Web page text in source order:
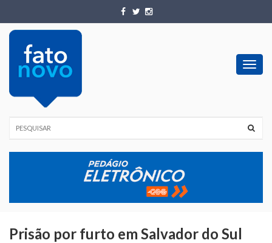
Prisão por furto em Salvador do Sul